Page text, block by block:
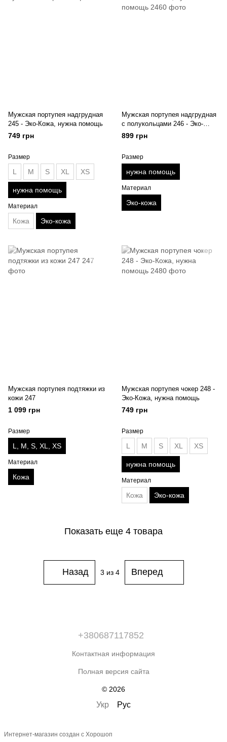
Мужская портупея надгрудная
245 - Эко-Кожа, нужна помощь
749 грн
Размер
L M S XL XS
нужна помощь
Материал
Кожа Эко-кожа
Мужская портупея надгрудная
с полукольцами 246 - Эко-
Кожа, нужна помощь
899 грн
Размер
нужна помощь
Материал
Эко-кожа
Мужская портупея подтяжки из
кожи 247
1 099 грн
Размер
L, M, S, XL, XS
Материал
Кожа
Мужская портупея чокер 248 -
Эко-Кожа, нужна помощь
749 грн
Размер
L M S XL XS
нужна помощь
Материал
Кожа Эко-кожа
Показать еще 4 товара
Назад 3 из 4 Вперед
+380687117852
Контактная информация
Полная версия сайта
© 2026
Укр Рус
Интернет-магазин создан с Хорошоп